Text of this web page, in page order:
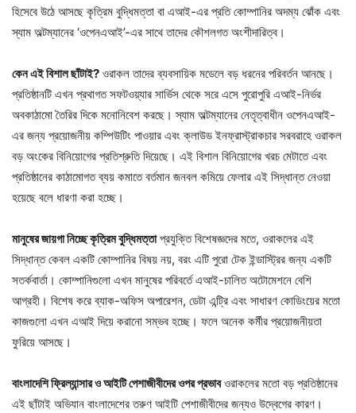
হিসেবে উঠে আসছে কৃত্রিম বুদ্ধিমত্তা বা এআই-এর প্রতি কোম্পানির অদম্য ঝোঁক এবং
স্যাম অল্টম্যানের ‘ওপেনএআই’-এর সাথে তাদের কৌশলগত অংশীদারিত্ব।
কেন এই বিশাল ছাঁটাই? ওরাকল তাদের ব্যবসায়িক মডেলে বড় ধরনের পরিবর্তন আনছে।
প্রতিষ্ঠানটি এখন প্রথাগত সফটওয়্যার সার্ভিস থেকে সরে এসে পুরোপুরি এআই-নির্ভর
অবকাঠামো তৈরির দিকে মনোনিবেশ করছে। স্যাম অল্টম্যানের নেতৃত্বাধীন ওপেনএআই-
এর জন্য প্রয়োজনীয় কম্পিউটিং পাওয়ার এবং ক্লাউড ইনফ্রাস্ট্রাকচার সরবরাহে ওরাকল
বড় অংকের বিনিয়োগের প্রতিশ্রুতি দিয়েছে। এই বিশাল বিনিয়োগের খরচ মেটাতে এবং
প্রতিষ্ঠানের কাঠামোগত ব্যয় কমাতে বর্তমান জনবল কমিয়ে ফেলার এই সিদ্ধান্ত নেওয়া
হয়েছে বলে ধারণা করা হচ্ছে।
মানুষের জায়গা নিচ্ছে কৃত্রিম বুদ্ধিমত্তাপ্রযুক্তি বিশেষজ্ঞদের মতে, ওরাকলের এই
সিদ্ধান্ত কেবল একটি কোম্পানির বিষয় নয়, বরং এটি পুরো টেক ইন্ডাস্ট্রির জন্য একটি
সতর্কবার্তা। কোম্পানিগুলো এখন মানুষের পরিবর্তে এআই-চালিত অটোমেশনে বেশি
আগ্রহী। বিশেষ করে ব্যাক-অফিস অপারেশন, ডেটা এন্ট্রি এবং সাধারণ কোডিংয়ের মতো
কাজগুলো এখন এআই দিয়ে করানো সম্ভব হচ্ছে। ফলে অনেক কর্মীর প্রয়োজনীয়তা
ফুরিয়ে আসছে।
বাংলাদেশি ফ্রিল্যান্সার ও আইটি পেশাজীবীদের ওপর প্রভাবওরাকলের মতো বড় প্রতিষ্ঠানের
এই ছাঁটাই অভিযান বাংলাদেশের তরুণ আইটি পেশাজীবীদের জন্যও উদ্বেগের কারণ।